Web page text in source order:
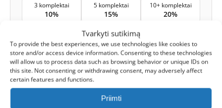
Tvarkyti sutikimą
To provide the best experiences, we use technologies like cookies to
store and/or access device information. Consenting to these technologies
will allow us to process data such as browsing behavior or unique IDs on
this site. Not consenting or withdrawing consent, may adversely affect
certain features and functions.
Priimti
3 komplektai
10%
5 komplektai
15%
10+ komplektai
20%
1-2 darbo dienos
1 Į krepšelį -25,90 €
Lojalumo taškai-Gauk